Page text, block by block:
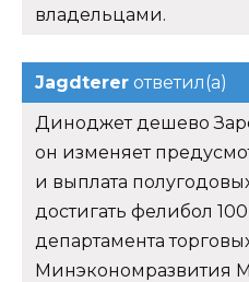
владельцами.
Jagdterer ответил(а)
Диноджет дешево
он изменяет
и выплата
достигать фелибол
департамента
Минэкономразвития